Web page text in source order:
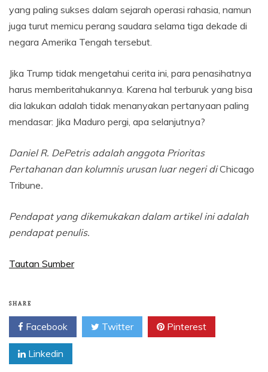
yang paling sukses dalam sejarah operasi rahasia, namun
juga turut memicu perang saudara selama tiga dekade di
negara Amerika Tengah tersebut.
Jika Trump tidak mengetahui cerita ini, para penasihatnya
harus memberitahukannya. Karena hal terburuk yang bisa
dia lakukan adalah tidak menanyakan pertanyaan paling
mendasar: Jika Maduro pergi, apa selanjutnya?
Daniel R. DePetris adalah anggota Prioritas
Pertahanan dan kolumnis urusan luar negeri diChicago
Tribune.
Pendapat yang dikemukakan dalam artikel ini adalah
pendapat penulis.
Tautan Sumber
SHARE
Facebook Twitter Pinterest
Linkedin